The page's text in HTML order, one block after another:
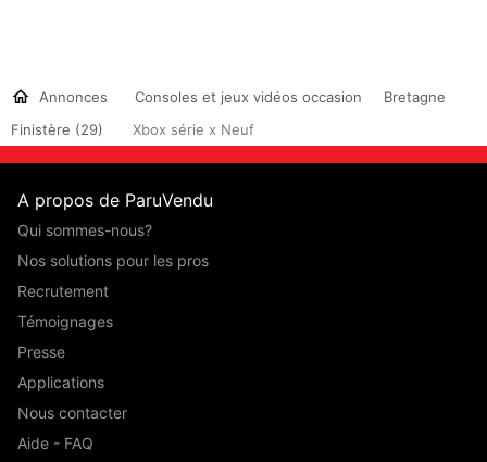
Annonces Consoles et jeux vidéos occasion
Bretagne
Finistère (29)
Xbox série x Neuf
A propos de ParuVendu
Qui sommes-nous?
Nos solutions pour les pros
Recrutement
Témoignages
Presse
Applications
Nous contacter
Aide - FAQ